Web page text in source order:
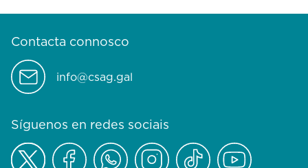
Contacta connosco
info@csag.gal
Síguenos en redes sociais